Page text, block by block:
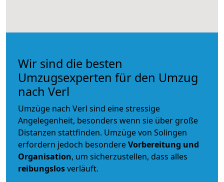
Wir sind die besten
Umzugsexperten für den Umzug
nach Verl
Umzüge nach Verl sind eine stressige
Angelegenheit, besonders wenn sie über große
Distanzen stattfinden. Umzüge von Solingen
erfordern jedoch besondereVorbereitung und
Organisation, um sicherzustellen, dass alles
reibungslosverläuft.